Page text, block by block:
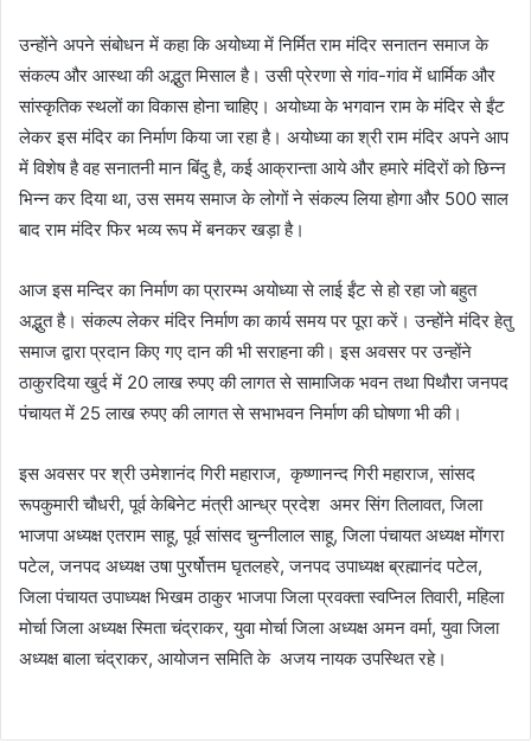
उन्होंने अपने संबोधन में कहा कि अयोध्या में निर्मित राम मंदिर सनातन समाज के
संकल्प और आस्था की अद्भुत मिसाल है। उसी प्रेरणा से गांव-गांव में धार्मिक और
सांस्कृतिक स्थलों का विकास होना चाहिए। अयोध्या के भगवान राम के मंदिर से ईंट
लेकर इस मंदिर का निर्माण किया जा रहा है। अयोध्या का श्री राम मंदिर अपने आप
में विशेष है वह सनातनी मान बिंदु है, कई आक्रान्ता आये और हमारे मंदिरों को छिन्न
भिन्न कर दिया था, उस समय समाज के लोगों ने संकल्प लिया होगा और 500 साल
बाद राम मंदिर फिर भव्य रूप में बनकर खड़ा है।
आज इस मन्दिर का निर्माण का प्रारम्भ अयोध्या से लाई ईंट से हो रहा जो बहुत
अद्भुत है। संकल्प लेकर मंदिर निर्माण का कार्य समय पर पूरा करें। उन्होंने मंदिर हेतु
समाज द्वारा प्रदान किए गए दान की भी सराहना की। इस अवसर पर उन्होंने
ठाकुरदिया खुर्द में 20 लाख रुपए की लागत से सामाजिक भवन तथा पिथौरा जनपद
पंचायत में 25 लाख रुपए की लागत से सभाभवन निर्माण की घोषणा भी की।
इस अवसर पर श्री उमेशानंद गिरी महाराज, कृष्णानन्द गिरी महाराज, सांसद
रूपकुमारी चौधरी, पूर्व केबिनेट मंत्री आन्ध्र प्रदेश अमर सिंग तिलावत, जिला
भाजपा अध्यक्ष एतराम साहू, पूर्व सांसद चुन्नीलाल साहू, जिला पंचायत अध्यक्ष मोंगरा
पटेल, जनपद अध्यक्ष उषा पुरर्षोत्तम घृतलहरे, जनपद उपाध्यक्ष ब्रह्मानंद पटेल,
जिला पंचायत उपाध्यक्ष भिखम ठाकुर भाजपा जिला प्रवक्ता स्वप्निल तिवारी, महिला
मोर्चा जिला अध्यक्ष स्मिता चंद्राकर, युवा मोर्चा जिला अध्यक्ष अमन वर्मा, युवा जिला
अध्यक्ष बाला चंद्राकर, आयोजन समिति के अजय नायक उपस्थित रहे।